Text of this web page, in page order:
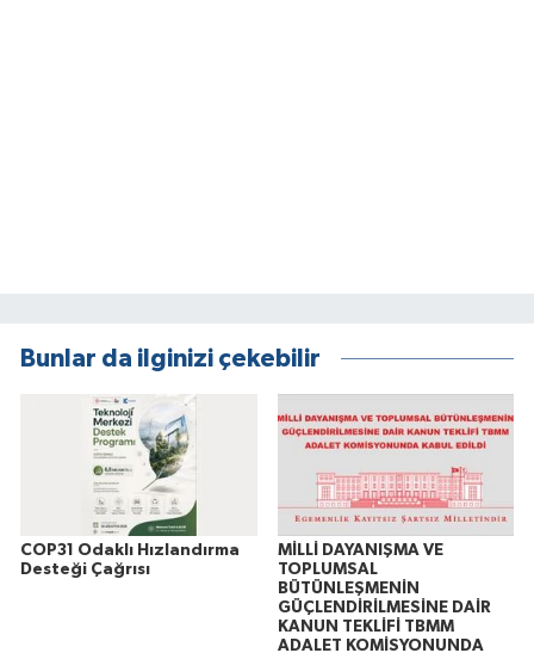
Bunlar da ilginizi çekebilir
COP31 Odaklı Hızlandırma
Desteği Çağrısı
MİLLİ DAYANIŞMA VE
TOPLUMSAL
BÜTÜNLEŞMENİN
GÜÇLENDİRİLMESİNE DAİR
KANUN TEKLİFİ TBMM
ADALET KOMİSYONUNDA